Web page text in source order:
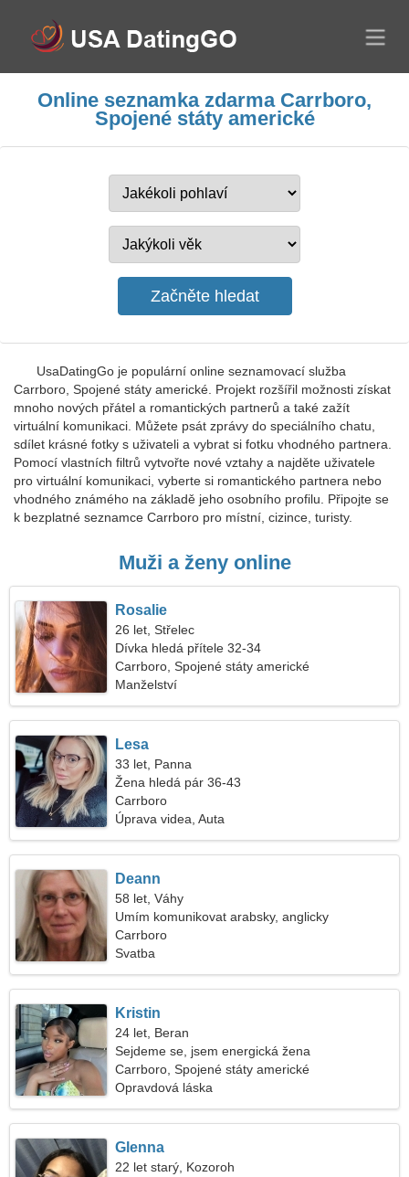
Online seznamka zdarma Carrboro,
Spojené státy americké
UsaDatingGo je populární online seznamovací služba
Carrboro, Spojené státy americké. Projekt rozšířil možnosti získat
mnoho nových přátel a romantických partnerů a také zažít
virtuální komunikaci. Můžete psát zprávy do speciálního chatu,
sdílet krásné fotky s uživateli a vybrat si fotku vhodného partnera.
Pomocí vlastních filtrů vytvořte nové vztahy a najděte uživatele
pro virtuální komunikaci, vyberte si romantického partnera nebo
vhodného známého na základě jeho osobního profilu. Připojte se
k bezplatné seznamce Carrboro pro místní, cizince, turisty.
Muži a ženy online
Rosalie
26 let, Střelec
Dívka hledá přítele 32-34
Carrboro, Spojené státy americké
Manželství
Lesa
33 let, Panna
Žena hledá pár 36-43
Carrboro
Úprava videa, Auta
Deann
58 let, Váhy
Umím komunikovat arabsky, anglicky
Carrboro
Svatba
Kristin
24 let, Beran
Sejdeme se, jsem energická žena
Carrboro, Spojené státy americké
Opravdová láska
Glenna
22 let starý, Kozoroh